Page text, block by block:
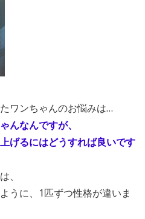
ワンちゃんのお悩みは…
んなんですが、
げるにはどうすれば良いです
、
うに、1匹ずつ性格が違いま